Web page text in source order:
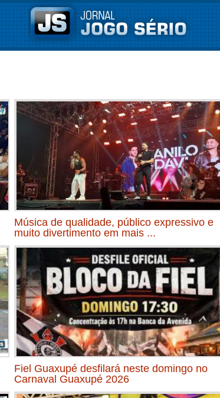
Música de qualidade, público expressivo e
muito divertimento em mais ...
Fiel Guaxupé desfilará neste domingo no
Carnaval Guaxupé 2026